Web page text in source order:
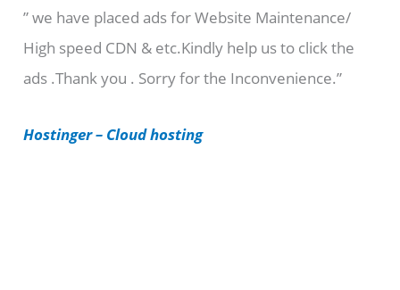
g
o
r
e
” we have placed ads for Website Maintenance/
High speed CDN & etc.Kindly help us to click the
ads .Thank you . Sorry for the Inconvenience.”
Hostinger – Cloud hosting